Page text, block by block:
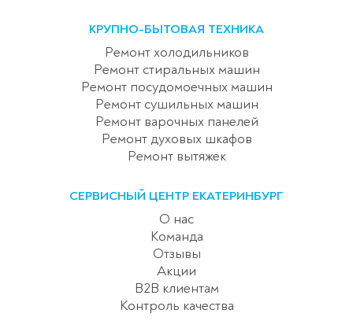
КРУПНО-БЫТОВАЯ ТЕХНИКА
Ремонт холодильников
Ремонт стиральных машин
Ремонт посудомоечных машин
Ремонт сушильных машин
Ремонт варочных панелей
Ремонт духовых шкафов
Ремонт вытяжек
СЕРВИСНЫЙ ЦЕНТР ЕКАТЕРИНБУРГ
О нас
Команда
Отзывы
Акции
B2B клиентам
Контроль качества